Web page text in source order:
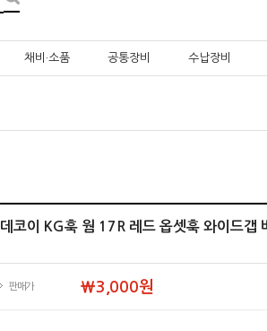
채비·소품 공통장비 수납장비
데코이 KG훅 웜 17R 레드 옵셋훅 와이드갭
판매가 ￦3,000원